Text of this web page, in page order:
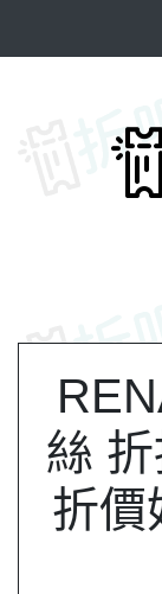
絲
折價